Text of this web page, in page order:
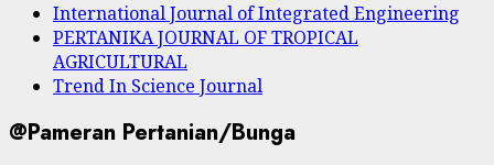
International Journal of Integrated Engineering
PERTANIKA JOURNAL OF TROPICAL
AGRICULTURAL
Trend In Science Journal
@Pameran Pertanian/Bunga